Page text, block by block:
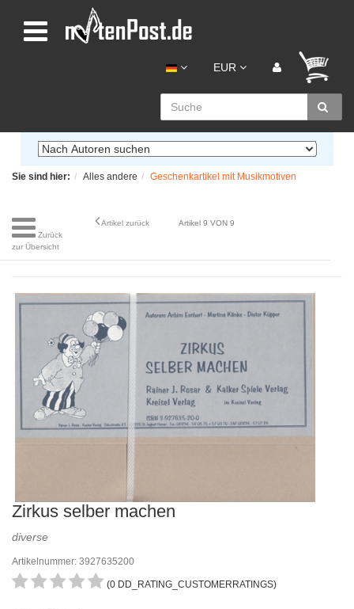
EUR
Sie sind hier: Alles andere Geschenkartikel mit Musikmotiven
Zurück
zur Übersicht
Artikel zurück Artikel 9 VON 9
Zirkus selber machen
diverse
Artikelnummer: 3927635200
(0 DD_RATING_CUSTOMERRATINGS)